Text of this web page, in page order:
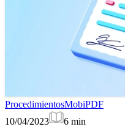
ProcedimientosMobiPDF
10/04/2023
6 min